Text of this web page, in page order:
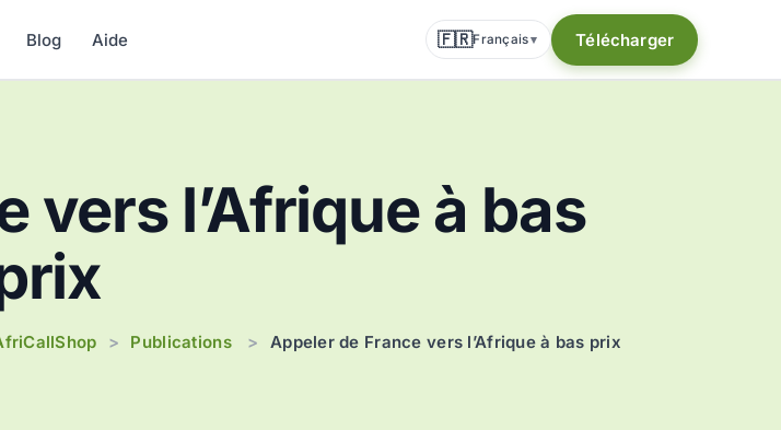
Blog Aide 🇫🇷Français▾ Télécharger
vers l’Afrique à bas
> Publications > Appeler de France vers l’Afrique à bas prix